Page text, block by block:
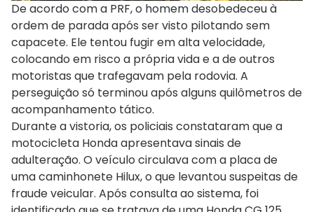
De acordo com a PRF, o homem desobedeceu à
ordem de parada após ser visto pilotando sem
capacete. Ele tentou fugir em alta velocidade,
colocando em risco a própria vida e a de outros
motoristas que trafegavam pela rodovia. A
perseguição só terminou após alguns quilômetros de
acompanhamento tático.
Durante a vistoria, os policiais constataram que a
motocicleta Honda apresentava sinais de
adulteração. O veículo circulava com a placa de
uma caminhonete Hilux, o que levantou suspeitas de
fraude veicular. Após consulta ao sistema, foi